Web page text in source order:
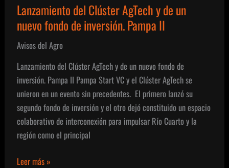
Lanzamiento del Clúster AgTech y de un
nuevo fondo de inversión. Pampa II
Avisos del Agro
Lanzamiento del Clúster AgTech y de un nuevo fondo de
inversión. Pampa II Pampa Start VC y el Clúster AgTech se
unieron en un evento sin precedentes. El primero lanzó su
segundo fondo de inversión y el otro dejó constituido un espacio
colaborativo de interconexión para impulsar Río Cuarto y la
región como el principal
Lanzamiento
Leer más »